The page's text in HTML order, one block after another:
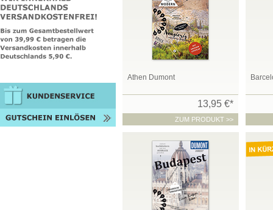
Athen Dumont
13,95 €*
ZUM PRODUKT >>